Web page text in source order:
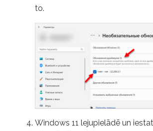
to.
Windows 11 lejupielādē un